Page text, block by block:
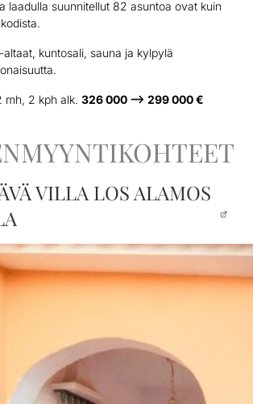
laadulla suunnitellut 82 asuntoa ovat kuin
kuntosali, sauna ja kylpylä
mh, 2 kph alk. 326 000 –> 299 000 €
VILLA LOS ALAMOS